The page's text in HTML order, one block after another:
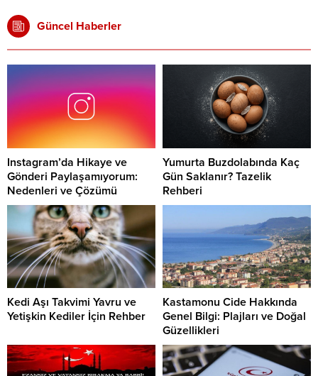
Güncel Haberler
Instagram’da Hikaye ve
Gönderi Paylaşamıyorum:
Nedenleri ve Çözümü
Yumurta Buzdolabında Kaç
Gün Saklanır? Tazelik
Rehberi
Kedi Aşı Takvimi Yavru ve
Yetişkin Kediler İçin Rehber
Kastamonu Cide Hakkında
Genel Bilgi: Plajları ve Doğal
Güzellikleri